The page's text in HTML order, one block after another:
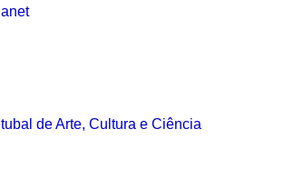
de Arte, Cultura e Ciência